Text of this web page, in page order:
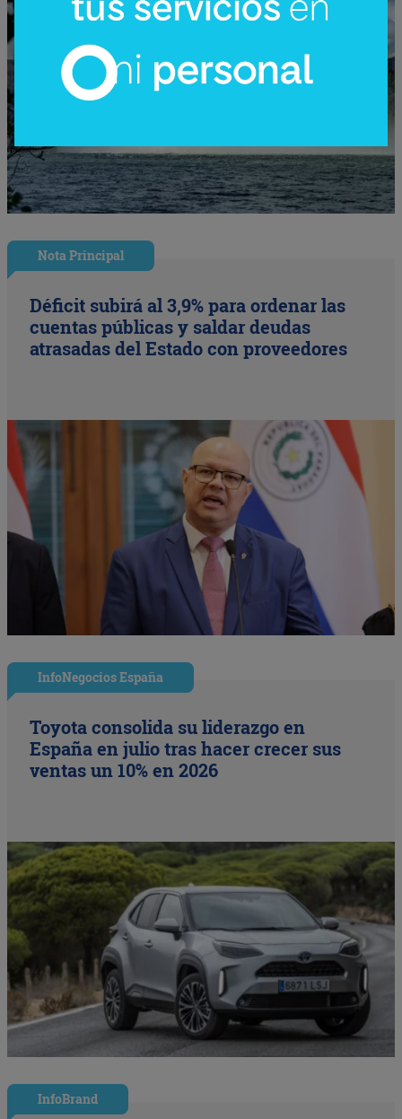
Nota Principal
Déficit subirá al 3,9% para ordenar las
cuentas públicas y saldar deudas
atrasadas del Estado con proveedores
InfoNegocios España
Toyota consolida su liderazgo en
España en julio tras hacer crecer sus
ventas un 10% en 2026
InfoBrand